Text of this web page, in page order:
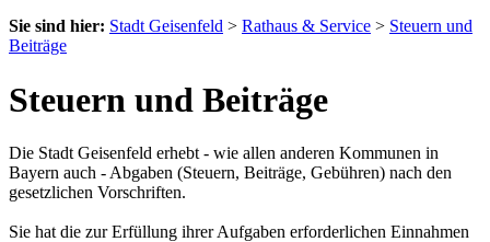
Sie sind hier: Stadt Geisenfeld > Rathaus & Service > Steuern und
Beiträge
Steuern und Beiträge
Die Stadt Geisenfeld erhebt - wie allen anderen Kommunen in
Bayern auch - Abgaben (Steuern, Beiträge, Gebühren) nach den
gesetzlichen Vorschriften.
Sie hat die zur Erfüllung ihrer Aufgaben erforderlichen Einnahmen